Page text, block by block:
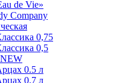
de Vie»
Company
0,75
0,5
0.5 л
0.7 л